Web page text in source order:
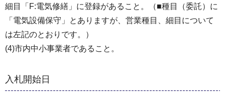
細目「F:電気修繕」に登録があること。（■種目（委託）に
「電気設備保守」とありますが、営業種目、細目について
は左記のとおりです。）
(4)市内中小事業者であること。
入札開始日